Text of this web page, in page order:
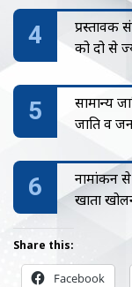
प्रस्तावक
को दो से
सामान्य
जाति व
नामांकन
खाता
Share this:
Facebook